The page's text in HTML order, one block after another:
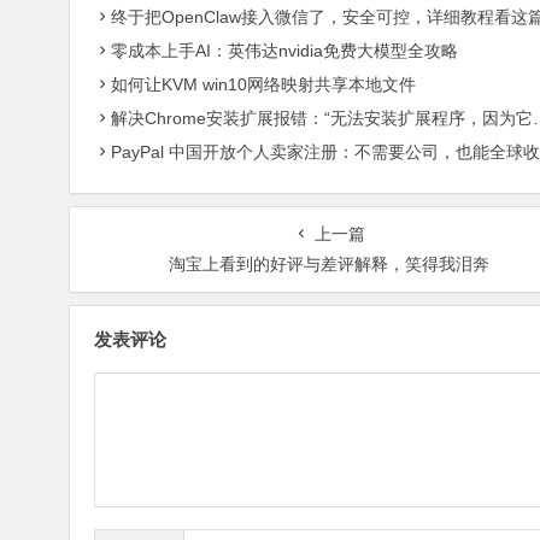
终于把OpenClaw接入微信了，安全可控，详细教程看这
零成本上手AI：英伟达nvidia免费大模型全攻略
如何让KVM win10网络映射共享本地文件
解决Chrome安装扩展报错：“无法安装扩展程序，因为它使用了不受支持的清单版本“
PayPal 中国开放个人卖家注册：不需要公司，也能全球收款了
上一篇
淘宝上看到的好评与差评解释，笑得我泪奔
发表评论